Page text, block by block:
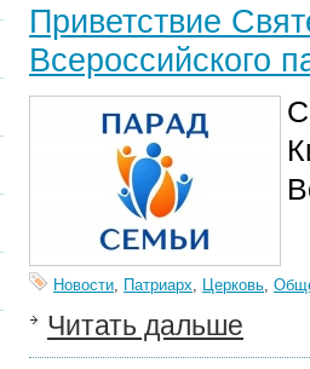
Приветствие
Всероссийского
Новости, Патриарх, Церковь,
Читать дальше